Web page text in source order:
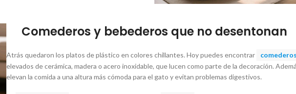
Comederos y bebederos que no desentonan
Atrás quedaron los platos de plástico en colores chillantes. Hoy puedes encontrar
elevados de cerámica, madera o acero inoxidable, que lucen como parte de la decoración.
elevan la comida a una altura más cómoda para el gato y evitan problemas digestivos.